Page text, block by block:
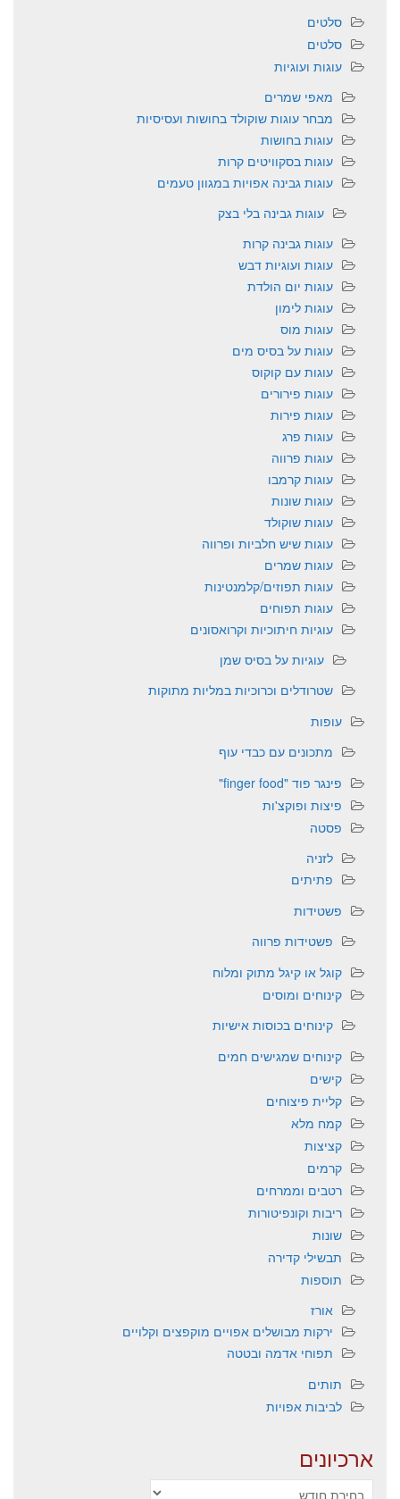
סלטים
סלטים
עוגות ועוגיות
מאפי שמרים
מבחר עוגות שוקולד בחושות ועסיסיות
עוגות בחושות
עוגות בסקוויטים קרות
עוגות גבינה אפויות במגוון טעמים
עוגות גבינה בלי בצק
עוגות גבינה קרות
עוגות ועוגיות דבש
עוגות יום הולדת
עוגות לימון
עוגות מוס
עוגות על בסיס מים
עוגות עם קוקוס
עוגות פירורים
עוגות פירות
עוגות פרג
עוגות פרווה
עוגות קרמבו
עוגות שונות
עוגות שוקולד
עוגות שיש חלביות ופרווה
עוגות שמרים
עוגות תפוזים/קלמנטינות
עוגות תפוחים
עוגיות חיתוכיות וקרואסונים
עוגיות על בסיס שמן
שטרודלים וכרוכיות במליות מתוקות
עופות
מתכונים עם כבדי עוף
פינגר פוד "finger food"
פיצות ופוקצ'ות
פסטה
לזניה
פתיתים
פשטידות
פשטידות פרווה
קוגל או קיגל מתוק ומלוח
קינוחים ומוסים
קינוחים בכוסות אישיות
קינוחים שמגישים חמים
קישים
קליית פיצוחים
קמח מלא
קציצות
קרמים
רטבים וממרחים
ריבות וקונפיטורות
שונות
תבשילי קדירה
תוספות
אורז
ירקות מבושלים אפויים מוקפצים וקלויים
תפוחי אדמה ובטטה
תותים
לביבות אפויות
ארכיונים